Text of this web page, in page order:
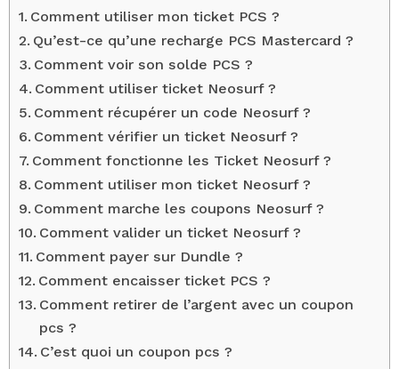
Comment utiliser mon ticket PCS ?
Qu’est-ce qu’une recharge PCS Mastercard ?
Comment voir son solde PCS ?
Comment utiliser ticket Neosurf ?
Comment récupérer un code Neosurf ?
Comment vérifier un ticket Neosurf ?
Comment fonctionne les Ticket Neosurf ?
Comment utiliser mon ticket Neosurf ?
Comment marche les coupons Neosurf ?
Comment valider un ticket Neosurf ?
Comment payer sur Dundle ?
Comment encaisser ticket PCS ?
Comment retirer de l’argent avec un coupon
pcs ?
C’est quoi un coupon pcs ?